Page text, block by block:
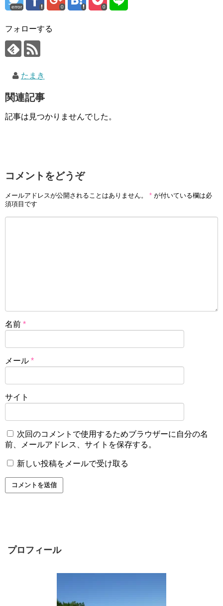
error 0 0
フォローする
たまき
関連記事
記事は見つかりませんでした。
コメントをどうぞ
メールアドレスが公開されることはありません。 * が付いている欄は必
須項目です
名前 *
メール *
サイト
次回のコメントで使用するためブラウザーに自分の名
前、メールアドレス、サイトを保存する。
新しい投稿をメールで受け取る
プロフィール